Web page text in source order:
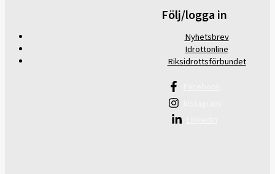
Följ/logga in
Nyhetsbrev
Idrottonline
Riksidrottsförbundet